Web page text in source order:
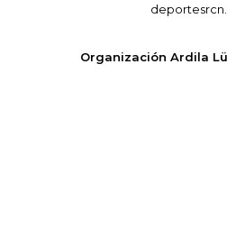
Organización Ardila